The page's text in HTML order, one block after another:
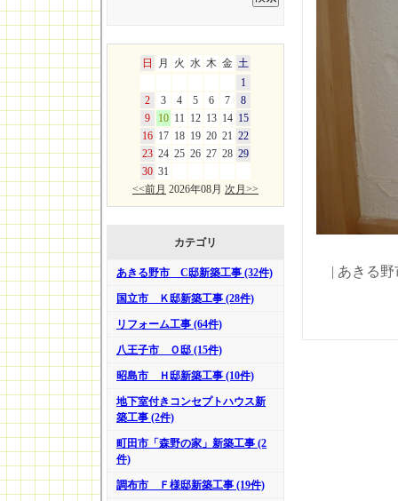
日 月 火 水 木 金 土
1
2
3 4 5 6 7
8
9
10 11 12 13 14 15
16 17 18 19 20 21 22
23 24 25 26 27 28 29
30 31
<<前月 2026年08月 次月>>
カテゴリ
あきる野市 C邸新築工事 (32件)
国立市 Ｋ邸新築工事 (28件)
リフォーム工事 (64件)
八王子市 Ｏ邸 (15件)
昭島市 Ｈ邸新築工事 (10件)
地下室付きコンセプトハウス新
築工事 (2件)
町田市「森野の家」新築工事 (2
件)
調布市 Ｆ様邸新築工事 (19件)
| あきる